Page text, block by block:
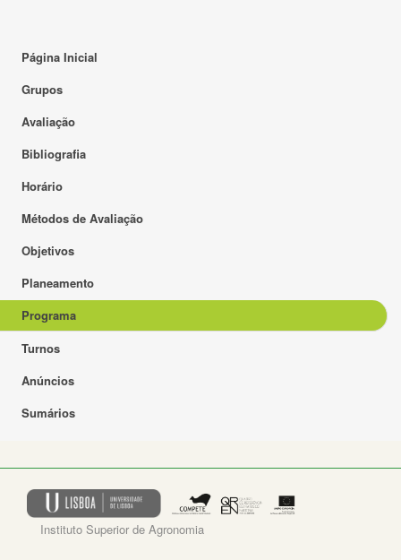
Página Inicial
Grupos
Avaliação
Bibliografia
Horário
Métodos de Avaliação
Objetivos
Planeamento
Programa
Turnos
Anúncios
Sumários
Instituto Superior de Agronomia